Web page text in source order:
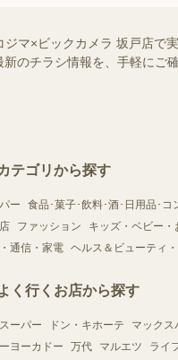
マ×ビックカメラ 坂戸店で
のチラシ情報を、手軽にご
テゴリから探す
ー
食品･菓子･飲料･酒･日用品･コ
ファッション
キッズ・ベビー・
通信・家電 ヘルス＆ビューティ
く行くお店から探す
ーパー ドン・キホーテ
マックス
ヨーカドー
万代 マルエツ ライ